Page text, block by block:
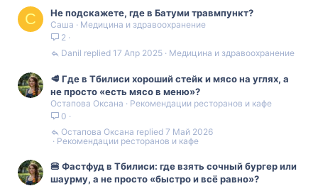
С Не подскажете, где в Батуми травмпункт?
Саша
Медицина и здравоохранение
2
Медицина и здравоохранение
17 Апр 2025
Danil
🥩 Где в Тбилиси хороший стейк и мясо на углях, а
не просто «есть мясо в меню»?
Остапова Оксана
Рекомендации ресторанов и кафе
0
Рекомендации ресторанов и кафе
7 Май 2026
Остапова Оксана
🍔 Фастфуд в Тбилиси: где взять сочный бургер или
шаурму, а не просто «быстро и всё равно»?